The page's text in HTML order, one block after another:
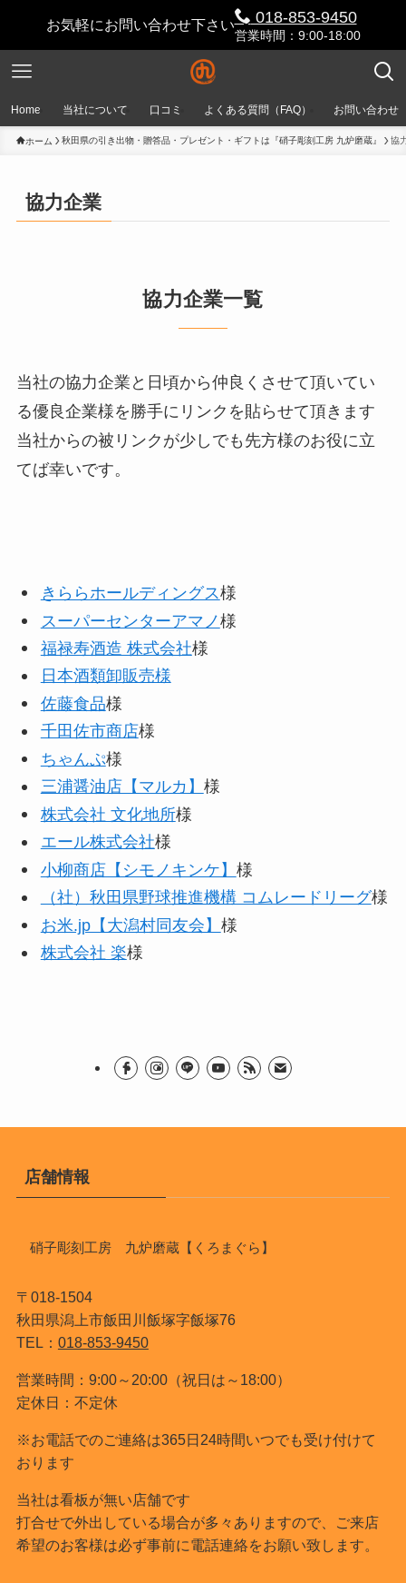
お気軽にお問い合わせ下さい 018-853-9450
営業時間：9:00-18:00
Home 当社について 口コミ よくある質問（FAQ） お問い合わせ
ホーム 秋田県の引き出物・贈答品・プレゼント・ギフトは『硝子彫刻工房 九炉磨蔵』 協
協力企業
協力企業一覧
当社の協力企業と日頃から仲良くさせて頂いてい
る優良企業様を勝手にリンクを貼らせて頂きます
当社からの被リンクが少しでも先方様のお役に立
てば幸いです。
きららホールディングス様
スーパーセンターアマノ様
福禄寿酒造 株式会社様
日本酒類卸販売様
佐藤食品様
千田佐市商店様
ちゃんぷ様
三浦醤油店【マルカ】 様
株式会社 文化地所様
エール株式会社様
小柳商店【シモノキンケ】 様
（社）秋田県野球推進機構 コムレードリーグ様
お米.jp【大潟村同友会】 様
株式会社 楽様
店舗情報
硝子彫刻工房 九炉磨蔵【くろまぐら】
〒018-1504
秋田県潟上市飯田川飯塚字飯塚76
TEL： 018-853-9450
営業時間：9:00～20:00（祝日は～18:00）
定休日：不定休
※お電話でのご連絡は365日24時間いつでも受け付けて
おります
当社は看板が無い店舗です
打合せで外出している場合が多々ありますので、ご来店
希望のお客様は必ず事前に電話連絡をお願い致します。